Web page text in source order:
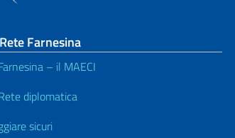
Farnesina
– il MAECI
diplomatica
sicuri